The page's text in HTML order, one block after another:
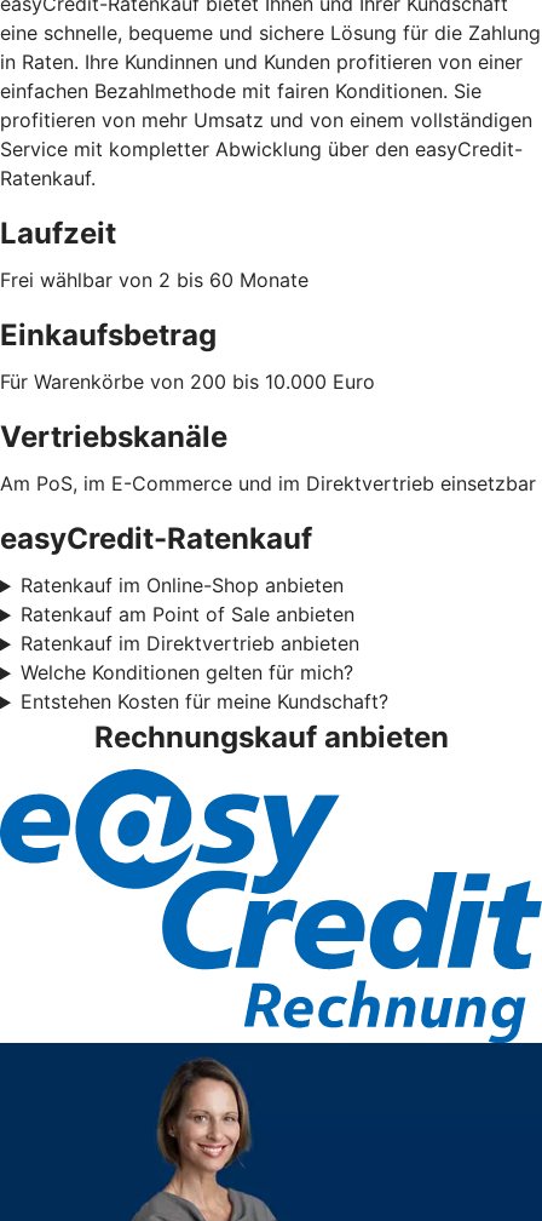
eine schnelle, bequeme und sichere Lösung für die Zahlung
in Raten. Ihre Kundinnen und Kunden profitieren von einer
einfachen Bezahlmethode mit fairen Konditionen. Sie
profitieren von mehr Umsatz und von einem vollständigen
Service mit kompletter Abwicklung über den easyCredit-
Ratenkauf.
Laufzeit
Frei wählbar von 2 bis 60 Monate
Einkaufsbetrag
Für Warenkörbe von 200 bis 10.000 Euro
Vertriebskanäle
Am PoS, im E-Commerce und im Direktvertrieb einsetzbar
easyCredit-Ratenkauf
Ratenkauf im Online-Shop anbieten
Ratenkauf am Point of Sale anbieten
Ratenkauf im Direktvertrieb anbieten
Welche Konditionen gelten für mich?
Entstehen Kosten für meine Kundschaft?
Rechnungskauf anbieten